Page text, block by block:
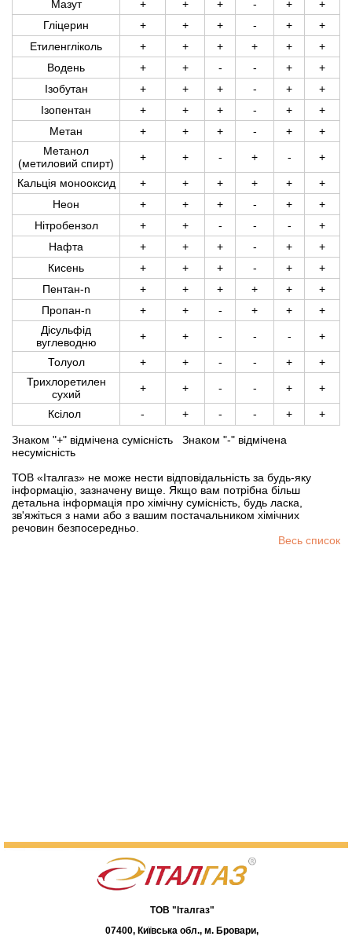
Мазут
+ + + - +
+
Гліцерин
+ + + - +
+
Етиленгліколь
+ + + + +
+
Водень
+ + - - +
+
Ізобутан
+ + + - +
+
Ізопентан
+ + + - +
+
Метан
+ + + - +
+
Метанол
(метиловий спирт)
+ + - + - +
Кальція монооксид + + + + +
+
Неон
+ + + - +
+
Нітробензол
+ + - - -
+
Нафта
+ + + - +
+
Кисень
+ + + - +
+
Пентан-n
+ + + + +
+
Пропан-n
+ + - + +
+
Дісульфід
вуглеводню
+ + - - - +
Толуол + + - - +
+
Трихлоретилен
сухий
+ + - - + +
Ксілол - + - - + +
Знаком "+" відмічена сумісність Знаком "-" відмічена
несумісність
ТОВ «Італгаз» не може нести відповідальність за будь-яку
інформацію, зазначену вище. Якщо вам потрібна більш
детальна інформація про хімічну сумісність, будь ласка,
зв'яжіться з нами або з вашим постачальником хімічних
речовин безпосередньо.
Весь список
ТОВ "Італгаз"
07400, Київська обл., м. Бровари,